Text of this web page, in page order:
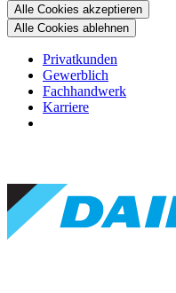
Alle Cookies akzeptieren
Alle Cookies ablehnen
Privatkunden
Gewerblich
Fachhandwerk
Karriere